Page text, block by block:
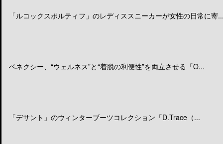
「ルコックスポルティフ」のレディススニーカーが女性の日常に寄
ベネクシー、“ウェルネス”と“着脱の利便性”を両立させる「O...
「デサント」のウィンターブーツコレクション「D.Trace（...